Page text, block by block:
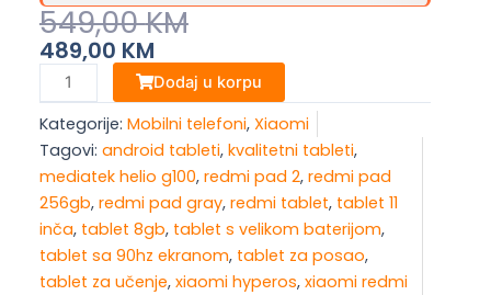
549,00KM
Original
Price
Was:
549,00 KM.
489,00 KM
Current
Price
Is:
489,00 KM.
Xiaomi
Redmi
PAD
2
8/256GB
Gray
količina
Dodaj u korpu
Kategorije: Mobilni telefoni, Xiaomi
Tagovi: android tableti, kvalitetni tableti,
mediatek helio g100, redmi pad 2, redmi pad
256gb, redmi pad gray, redmi tablet, tablet 11
inča, tablet 8gb, tablet s velikom baterijom,
tablet sa 90hz ekranom, tablet za posao,
tablet za učenje, xiaomi hyperos, xiaomi redmi